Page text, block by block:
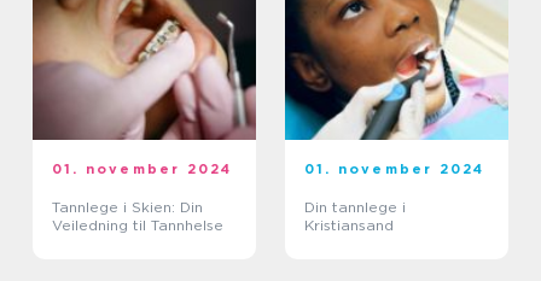
01. november 2024
Tannlege i Skien: Din
Veiledning til Tannhelse
01. november 2024
Din tannlege i
Kristiansand